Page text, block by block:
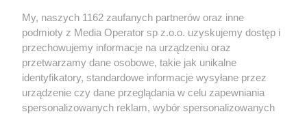
6 / 0
Wydawca mediów lokalnych
My, naszych 1162 zaufanych partnerów oraz inne
podmioty z Media Operator sp z.o.o. uzyskujemy dostęp i
przechowujemy informacje na urządzeniu oraz
przetwarzamy dane osobowe, takie jak unikalne
identyfikatory, standardowe informacje wysyłane przez
urządzenie czy dane przeglądania w celu zapewniania
spersonalizowanych reklam, wybór spersonalizowanych